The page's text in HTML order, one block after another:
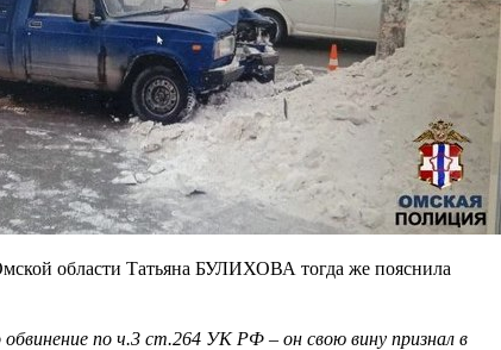
области Татьяна БУЛИХОВА тогда же пояснила
по ч.3 ст.264 УК РФ – он свою вину признал в